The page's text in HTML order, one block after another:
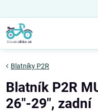
Blatníky P2R
Blatník P2R
26"-29", zadní